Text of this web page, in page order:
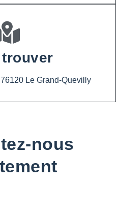
Le Grand-Quevilly
nous